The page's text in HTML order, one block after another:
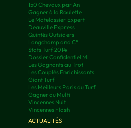
150 Chevaux par An
Gagner à la Roulette
Le Matelassier Expert
Deauville Express
Quintés Outsiders
Longchamp and C°
Stats Turf 2014
Dossier Confidentiel MI
Les Gagnants au Trot
Les Couplés Enrichissants
Giant Turf
Les Meilleurs Paris du Turf
Gagner au Multi
Vincennes Nuit
Vincennes Flash
ACTUALITÉS